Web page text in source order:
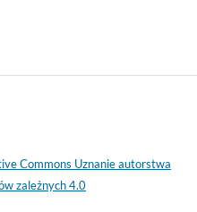
Commons Uznanie autorstwa
zależnych 4.0